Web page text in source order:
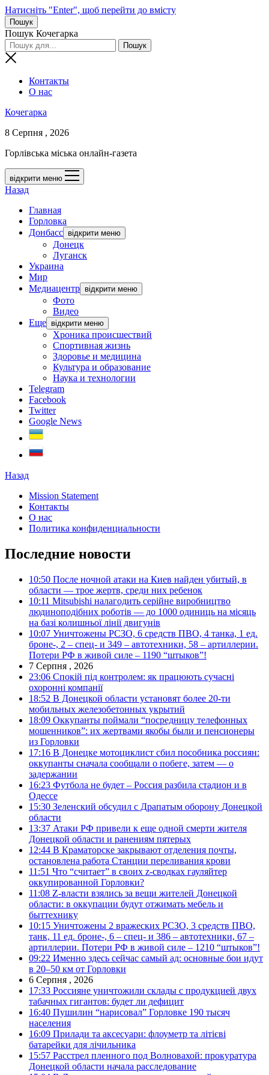
Натисніть "Enter", щоб перейти до вмісту
Пошук
Пошук Кочегарка
Контакты
О нас
Кочегарка
8 Серпня , 2026
Горлівська міська онлайн-газета
відкрити меню
Назад
Главная
Горловка
Донбасс відкрити меню
Донецк
Луганск
Украина
Мир
Медиацентр відкрити меню
Фото
Видео
Еще відкрити меню
Хроника происшествий
Спортивная жизнь
Здоровье и медицина
Культура и образование
Наука и технологии
Telegram
Facebook
Twitter
Google News
Назад
Mission Statement
Контакты
О нас
Политика конфиденциальности
Последние новости
10:50 После ночной атаки на Киев найден убитый, в
области — трое жертв, среди них ребенок
10:11 Mitsubishi налагодить серійне виробництво
людиноподібних роботів — до 1000 одиниць на місяць
на базі колишньої лінії двигунів
10:07 Уничтожены РСЗО, 6 средств ПВО, 4 танка, 1 ед.
броне-, 2 – спец- и 349 – автотехники, 58 – артиллерии.
Потери РФ в живой силе – 1190 “штыков”!
7 Серпня , 2026
23:06 Спокій під контролем: як працюють сучасні
охоронні компанії
18:52 В Донецкой области установят более 20-ти
мобильных железобетонных укрытий
18:09 Оккупанты поймали “посредницу телефонных
мошенников”: их жертвами якобы были и пенсионеры
из Горловки
17:16 В Донецке мотоциклист сбил пособника россиян:
оккупанты сначала сообщали о побеге, затем — о
задержании
16:23 Футбола не будет – Россия разбила стадион и в
Одессе
15:30 Зеленский обсудил с Драпатым оборону Донецкой
области
13:37 Атаки РФ привели к еще одной смерти жителя
Донецкой области и ранениям пятерых
12:44 В Краматорске закрывают отделения почты,
остановлена работа Станции переливания крови
11:51 Что “считает” в своих z-сводках гауляйтер
оккупированной Горловки?
11:08 Z-власти взялись за вещи жителей Донецкой
области: в оккупации будут отжимать мебель и
быттехнику
10:15 Уничтожены 2 вражеских РСЗО, 3 средств ПВО,
танк, 11 ед. броне-, 6 – спец- и 386 – автотехники, 67 –
артиллерии. Потери РФ в живой силе – 1210 “штыков”!
09:22 Именно здесь сейчас самый ад: основные бои идут
в 20–50 км от Горловки
6 Серпня , 2026
17:33 Россияне уничтожили склады с продукцией двух
табачных гигантов: будет ли дефицит
16:40 Пушилин “нарисовал” Горловке 190 тысяч
населения
16:09 Прилади та аксесуари: флоуметр та літієві
батарейки для лічильника
15:57 Расстрел пленного под Волновахой: прокуратура
Донецкой области начала расследование